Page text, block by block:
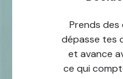
Prends des
dépasse tes
et avance
ce qui